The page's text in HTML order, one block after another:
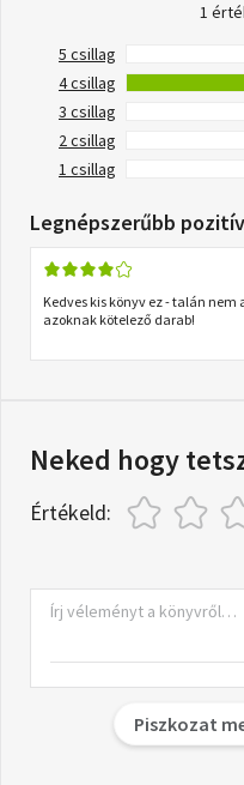
1
5 csillag
4 csillag
3 csillag
2 csillag
1 csillag
Legnépszerűbb
Kedves kis könyv ez - talán nem
azoknak kötelező darab!
Neked hogy
Értékeld:
Piszkozat